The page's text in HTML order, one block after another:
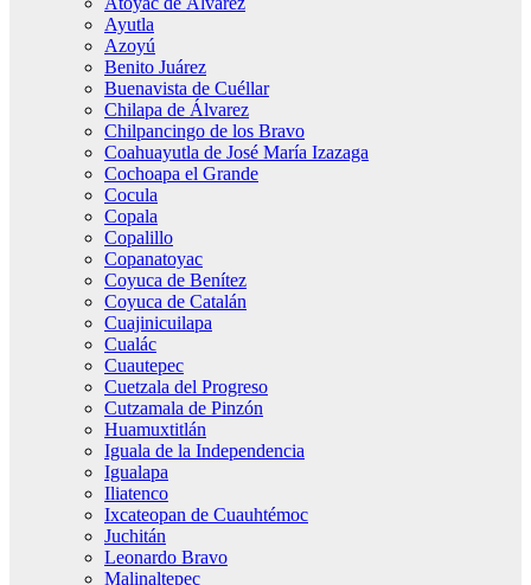
Ayutla
Azoyú
Benito Juárez
Buenavista de Cuéllar
Chilapa de Álvarez
Chilpancingo de los Bravo
Coahuayutla de José María Izazaga
Cochoapa el Grande
Cocula
Copala
Copalillo
Copanatoyac
Coyuca de Benítez
Coyuca de Catalán
Cuajinicuilapa
Cualác
Cuautepec
Cuetzala del Progreso
Cutzamala de Pinzón
Huamuxtitlán
Iguala de la Independencia
Igualapa
Iliatenco
Ixcateopan de Cuauhtémoc
Juchitán
Leonardo Bravo
Malinaltepec